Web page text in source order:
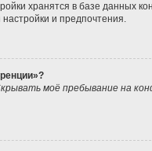
хранятся в базе данных
и предпочтения.
моё пребывание на